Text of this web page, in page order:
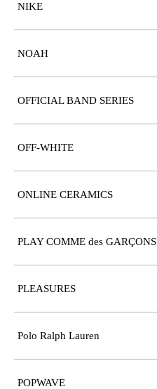
NIKE
NOAH
OFFICIAL BAND SERIES
OFF-WHITE
ONLINE CERAMICS
PLAY COMME des GARÇONS
PLEASURES
Polo Ralph Lauren
POPWAVE